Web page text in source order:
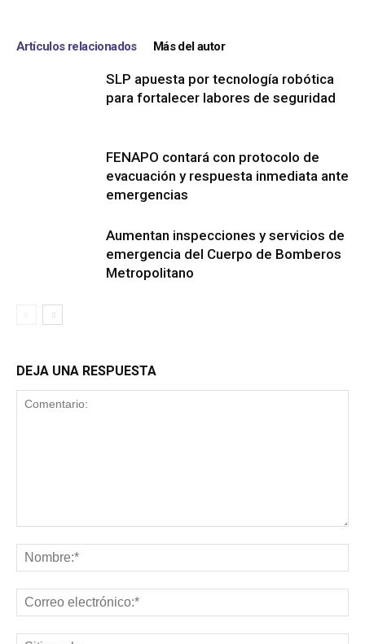
Artículos relacionados Más del autor
SLP apuesta por tecnología robótica
para fortalecer labores de seguridad
FENAPO contará con protocolo de
evacuación y respuesta inmediata ante
emergencias
Aumentan inspecciones y servicios de
emergencia del Cuerpo de Bomberos
Metropolitano
DEJA UNA RESPUESTA